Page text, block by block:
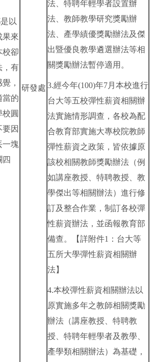
以
果來
校卻
，有
，
當的
圓
因
一塊
四
研發處
法、特聘年輕學者設置辦
法、教師教學研究獎勵辦
法、產學績優獎勵辦法及傑
出暨優良教學遴選辦法等相
關獎勵辦法暫停適用。
3.經今年(100)年7月本校進行
台大等五校彈性薪資相關辦
法實施情形調查，各校為配
合教育部實施大專校院教師
彈性薪資之政策，皆依據原
該校相關教師獎勵辦法（例
如講座教授、特聘教授、教
學傑出等相關辦法）進行修
訂及整合作業，制訂各校彈
性薪資辦法，並函報教育部
備查。【詳附件1：台大等
五所大學彈性薪資相關辦
法】
4.本校彈性薪資相關辦法以
原實施多年之教師相關獎勵
辦法（講座教授、特聘教
授、特聘年輕學者及教學、
產學類相關辦法）為基礎，